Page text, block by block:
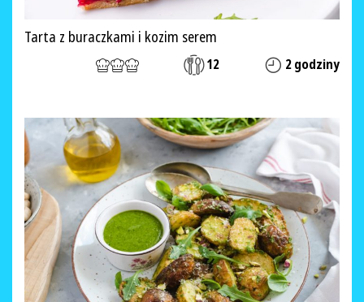
Tarta z buraczkami i kozim serem
12 2 godziny